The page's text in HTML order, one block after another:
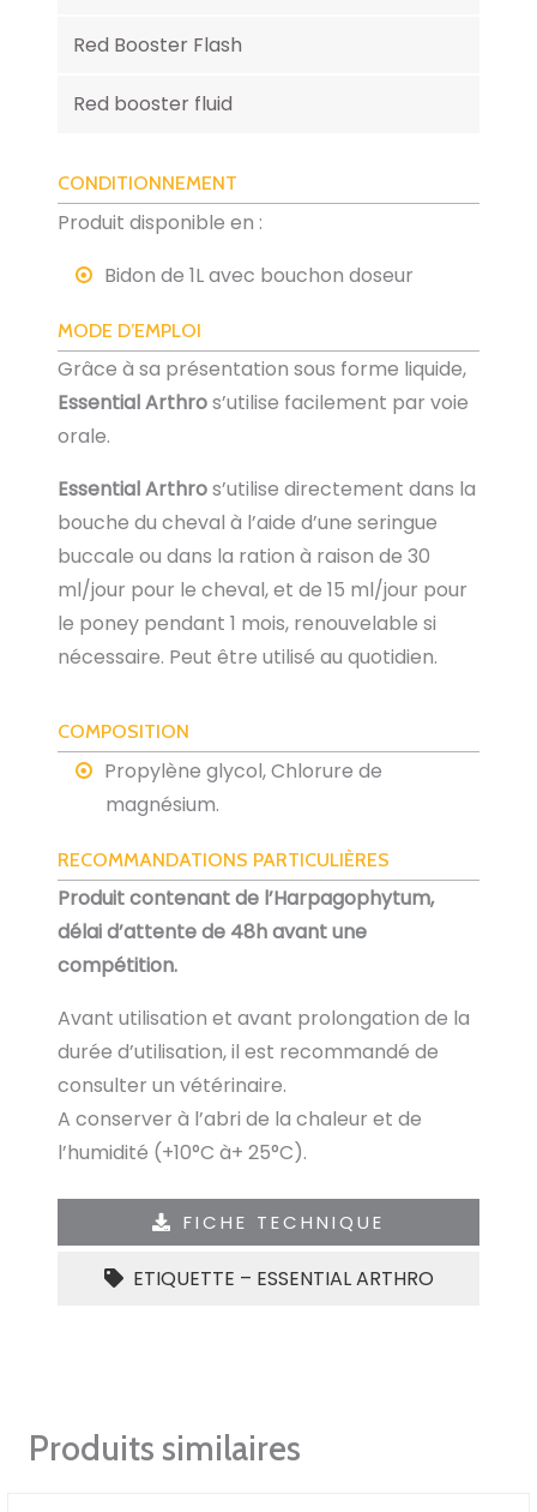
Red Booster Flash
Red booster fluid
CONDITIONNEMENT
Produit disponible en :
Bidon de 1L avec bouchon doseur
MODE D’EMPLOI
Grâce à sa présentation sous forme liquide,
Essential Arthros’utilise facilement par voie
orale.
Essential Arthros’utilise directement dans la
bouche du cheval à l’aide d’une seringue
buccale ou dans la ration à raison de 30
ml/jour pour le cheval, et de 15 ml/jour pour
le poney pendant 1 mois, renouvelable si
nécessaire. Peut être utilisé au quotidien.
COMPOSITION
Propylène glycol, Chlorure de
magnésium.
RECOMMANDATIONS PARTICULIÈRES
Produit contenant de l’Harpagophytum,
délai d’attente de 48h avant une
compétition.
Avant utilisation et avant prolongation de la
durée d’utilisation, il est recommandé de
consulter un vétérinaire.
A conserver à l’abri de la chaleur et de
l’humidité (+10°C à+ 25°C).
FICHE TECHNIQUE
ETIQUETTE – ESSENTIAL ARTHRO
Produits similaires